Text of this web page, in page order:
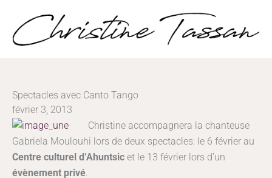
contenu
Spectacles avec Canto Tango
février 3, 2013
Christine accompagnera la chanteuse
Gabriela Moulouhi lors de deux spectacles: le 6 février au
Centre culturel d’Ahuntsic et le 13 février lors d’un
évènement privé.